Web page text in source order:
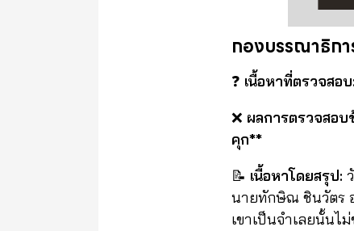
กองบรรณาธิก
❓ เนื้อหาที่ตรวจสอ
❌ ผลการตรวจสอบ
คุก**
📝 เนื้อหาโดยสรุป:
นายทักษิณ ชินวัตร
เขาเป็นจำเลยนั้นไ